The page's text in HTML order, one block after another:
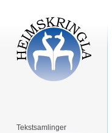
Tekstsamlinger